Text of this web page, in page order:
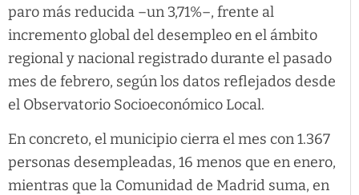
paro más reducida –un 3,71%–, frente al
incremento global del desempleo en el ámbito
regional y nacional registrado durante el pasado
mes de febrero, según los datos reflejados desde
el Observatorio Socioeconómico Local.
En concreto, el municipio cierra el mes con 1.367
personas desempleadas, 16 menos que en enero,
mientras que la Comunidad de Madrid suma, en